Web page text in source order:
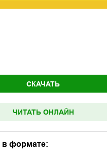
СКАЧАТЬ
ЧИТАТЬ ОНЛАЙН
в формате: